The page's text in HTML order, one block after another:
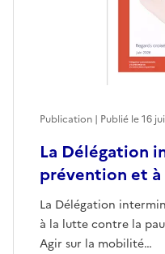
La Délégation
prévention et
La Délégation
à la lutte contre la
Agir sur la mobilité…
Publication | Publié le16